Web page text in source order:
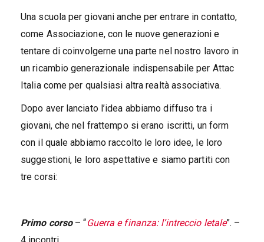
Una scuola per giovani anche per entrare in contatto,
come Associazione, con le nuove generazioni e
tentare di coinvolgerne una parte nel nostro lavoro in
un ricambio generazionale indispensabile per Attac
Italia come per qualsiasi altra realtà associativa.
Dopo aver lanciato l’idea abbiamo diffuso tra i
giovani, che nel frattempo si erano iscritti, un form
con il quale abbiamo raccolto le loro idee, le loro
suggestioni, le loro aspettative e siamo partiti con
tre corsi:
Primo corso– “Guerra e finanza: l’intreccio letale”. –